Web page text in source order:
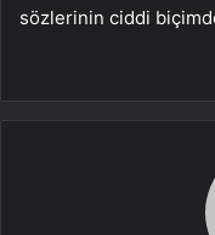
sözlerinin ciddi biçimde